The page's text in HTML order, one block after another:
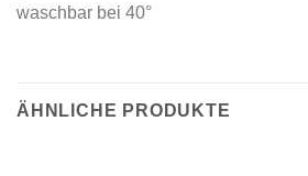
waschbar bei 40°
ÄHNLICHE PRODUKTE